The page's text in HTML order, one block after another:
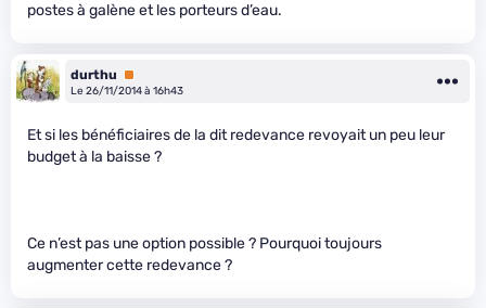
postes à galène et les porteurs d’eau.
durthu
Premium
Le 26/11/2014 à 16h43
Et si les bénéficiaires de la dit redevance revoyait un peu leur
budget à la baisse ?
Ce n’est pas une option possible ? Pourquoi toujours
augmenter cette redevance ?